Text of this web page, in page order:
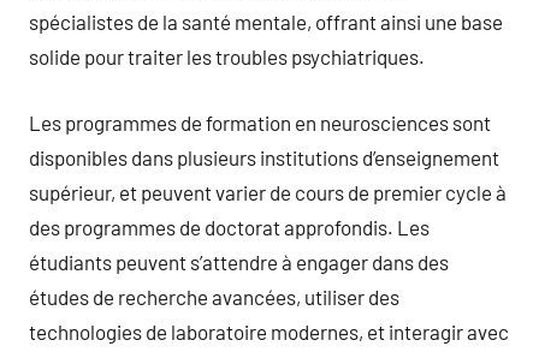
spécialistes de la santé mentale, offrant ainsi une base
solide pour traiter les troubles psychiatriques.
Les programmes de formation en neurosciences sont
disponibles dans plusieurs institutions d’enseignement
supérieur, et peuvent varier de cours de premier cycle à
des programmes de doctorat approfondis. Les
étudiants peuvent s’attendre à engager dans des
études de recherche avancées, utiliser des
technologies de laboratoire modernes, et interagir avec